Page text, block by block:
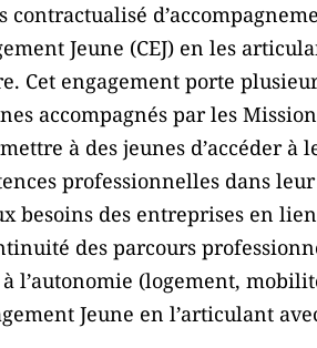
Jeune (CEJ) en les
Cet engagement porte
accompagnés par les
à des jeunes d’accéder à
professionnelles dans
besoins des entreprises en
des parcours
l’autonomie (logement,
Jeune en l’articulant